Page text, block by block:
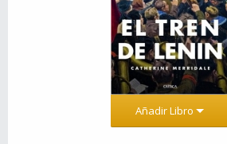
Añadir Libro